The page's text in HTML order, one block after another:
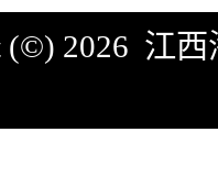
(©) 2026 江西